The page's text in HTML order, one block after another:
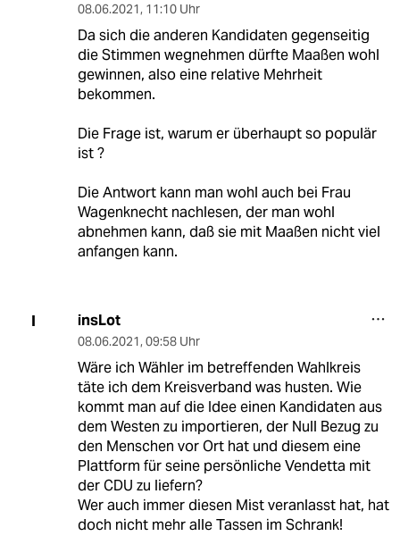
08.06.2021, 11:10 Uhr
Da sich die anderen Kandidaten gegenseitig
die Stimmen wegnehmen dürfte Maaßen wohl
gewinnen, also eine relative Mehrheit
bekommen.
Die Frage ist, warum er überhaupt so populär
ist ?
Die Antwort kann man wohl auch bei Frau
Wagenknecht nachlesen, der man wohl
abnehmen kann, daß sie mit Maaßen nicht viel
anfangen kann.
I insLot
08.06.2021, 09:58 Uhr
Wäre ich Wähler im betreffenden Wahlkreis
täte ich dem Kreisverband was husten. Wie
kommt man auf die Idee einen Kandidaten aus
dem Westen zu importieren, der Null Bezug zu
den Menschen vor Ort hat und diesem eine
Plattform für seine persönliche Vendetta mit
der CDU zu liefern?
Wer auch immer diesen Mist veranlasst hat, hat
doch nicht mehr alle Tassen im Schrank!